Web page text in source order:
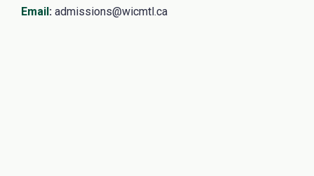
Email: admissions@wicmtl.ca